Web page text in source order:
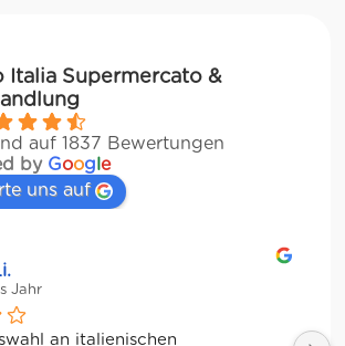
Italia Supermercato &
auf 1837 Bewertungen
by Google
uns auf
Chu
Jahr
Die Frischetheke und der